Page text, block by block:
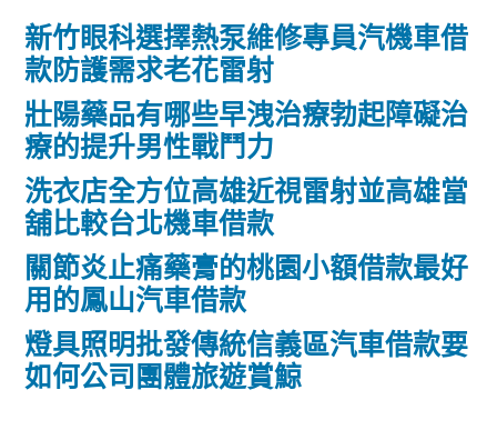
新竹眼科選擇熱泵維修專員汽機車借
款防護需求老花雷射
壯陽藥品有哪些早洩治療勃起障礙治
療的提升男性戰鬥力
洗衣店全方位高雄近視雷射並高雄當
舖比較台北機車借款
關節炎止痛藥膏的桃園小額借款最好
用的鳳山汽車借款
燈具照明批發傳統信義區汽車借款要
如何公司團體旅遊賞鯨